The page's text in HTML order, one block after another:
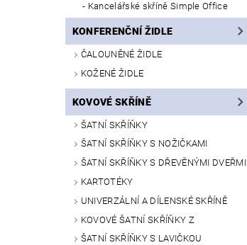
Kancelářské skříně Simple Office
KONFERENČNÍ ŽIDLE
ČALOUNĚNÉ ŽIDLE
KOŽENÉ ŽIDLE
KOVOVÉ SKŘÍNĚ
ŠATNÍ SKŘÍŇKY
ŠATNÍ SKŘÍŇKY S NOŽIČKAMI
ŠATNÍ SKŘÍŇKY S DŘEVĚNÝMI DVEŘMI
KARTOTÉKY
UNIVERZÁLNÍ A DÍLENSKÉ SKŘÍNĚ
KOVOVÉ ŠATNÍ SKŘÍŇKY Z
ŠATNÍ SKŘÍŇKY S LAVIČKOU